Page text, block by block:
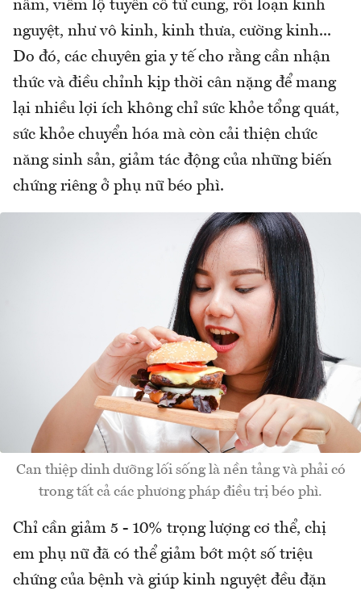
nấm, viêm lộ tuyến cổ tử cung, rối loạn kinh
nguyệt, như vô kinh, kinh thưa, cường kinh...
Do đó, các chuyên gia y tế cho rằng cần nhận
thức và điều chỉnh kịp thời cân nặng để mang
lại nhiều lợi ích không chỉ sức khỏe tổng quát,
sức khỏe chuyển hóa mà còn cải thiện chức
năng sinh sản, giảm tác động của những biến
chứng riêng ở phụ nữ béo phì.
Can thiệp dinh dưỡng lối sống là nền tảng và phải có
trong tất cả các phương pháp điều trị béo phì.
Chỉ cần giảm 5 - 10% trọng lượng cơ thể, chị
em phụ nữ đã có thể giảm bớt một số triệu
chứng của bệnh và giúp kinh nguyệt đều đặn